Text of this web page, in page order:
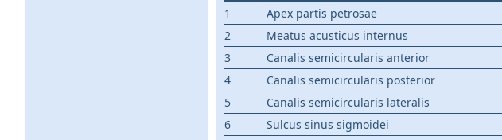
1
Apex partis petrosae
2
Meatus acusticus internus
3
Canalis semicircularis anterior
4
Canalis semicircularis posterior
5
Canalis semicircularis lateralis
6
Sulcus sinus sigmoidei